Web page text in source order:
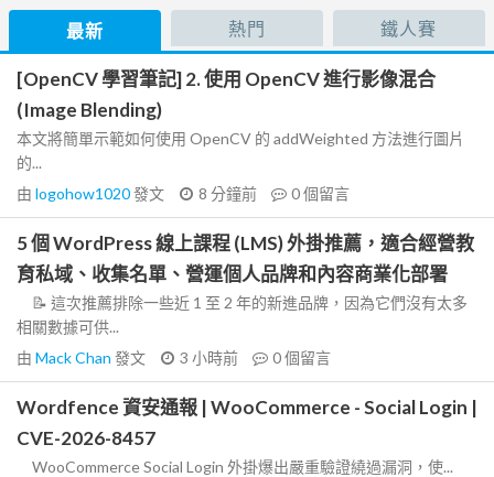
最新 熱門 鐵人賽
[OpenCV 學習筆記] 2. 使用 OpenCV 進行影像混合
(Image Blending)
本文將簡單示範如何使用 OpenCV 的 addWeighted 方法進行圖片
的...
由 logohow1020發文 8 分鐘前 0個留言
5 個 WordPress 線上課程 (LMS) 外掛推薦，適合經營教
育私域、收集名單、營運個人品牌和內容商業化部署
📝 這次推薦排除一些近 1 至 2 年的新進品牌，因為它們沒有太多
相關數據可供...
由 Mack Chan 發文 3 小時前 0個留言
Wordfence 資安通報 | WooCommerce - Social Login |
CVE-2026-8457
WooCommerce Social Login 外掛爆出嚴重驗證繞過漏洞，使...